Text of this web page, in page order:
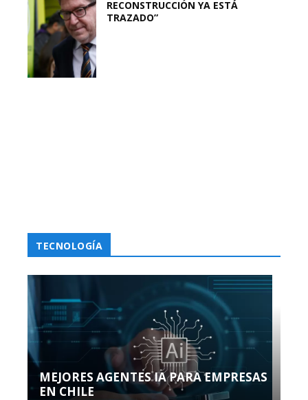
RECONSTRUCCIÓN YA ESTÁ
TRAZADO”
TECNOLOGÍA
MEJORES AGENTES IA PARA EMPRESAS
EN CHILE